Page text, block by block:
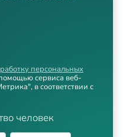
человек
персональных
сервиса веб-
в соответствии с